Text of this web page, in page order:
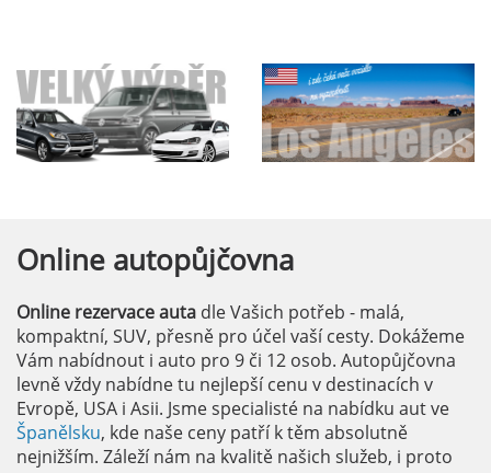
Online autopůjčovna
Online rezervace auta dle Vašich potřeb - malá,
kompaktní, SUV, přesně pro účel vaší cesty. Dokážeme
Vám nabídnout i auto pro 9 či 12 osob. Autopůjčovna
levně vždy nabídne tu nejlepší cenu v destinacích v
Evropě, USA i Asii. Jsme specialisté na nabídku aut ve
Španělsku, kde naše ceny patří k těm absolutně
nejnižším. Záleží nám na kvalitě našich služeb, i proto